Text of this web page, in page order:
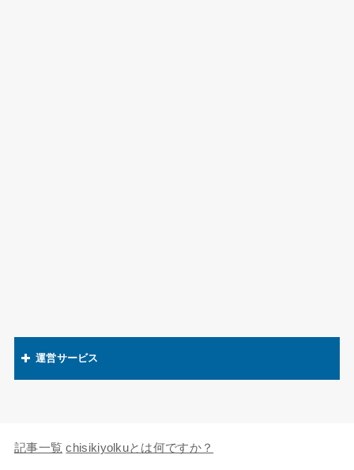
運営サービス
キャラの知識欲
記事一覧 chisikiyolkuとは何ですか？